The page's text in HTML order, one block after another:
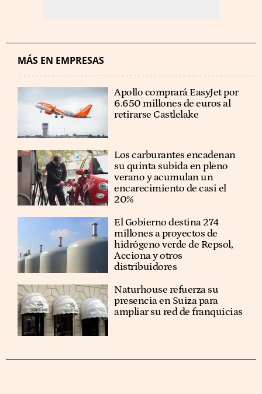
MÁS EN EMPRESAS
Apollo comprará EasyJet por
6.650 millones de euros al
retirarse Castlelake
Los carburantes encadenan
su quinta subida en pleno
verano y acumulan un
encarecimiento de casi el
20%
El Gobierno destina 274
millones a proyectos de
hidrógeno verde de Repsol,
Acciona y otros
distribuidores
Naturhouse refuerza su
presencia en Suiza para
ampliar su red de franquicias